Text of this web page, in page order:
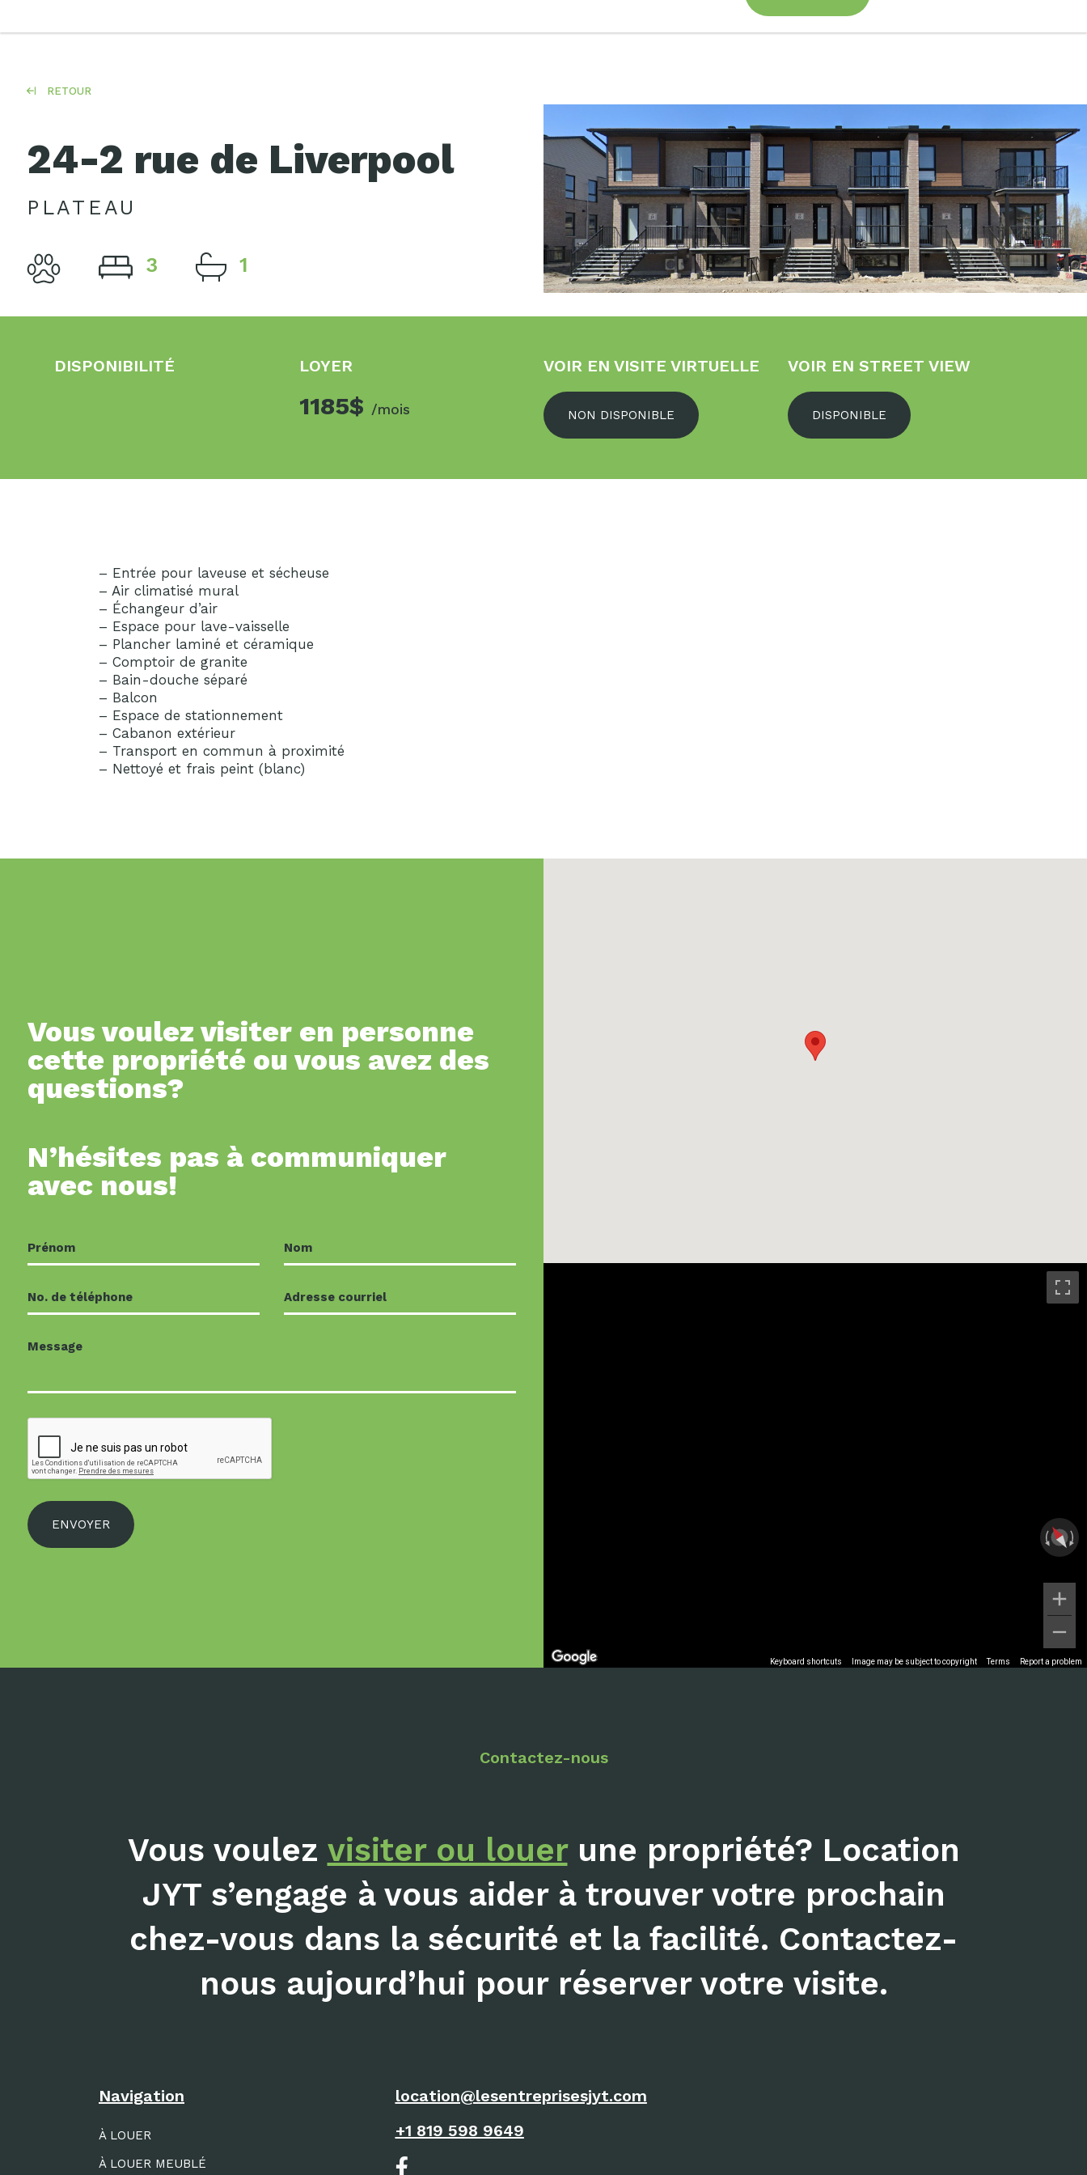
RETOUR
24-2 rue de Liverpool
PLATEAU
3 1
DISPONIBILITÉ LOYER
1185$ /mois
VOIR EN VISITE VIRTUELLE
NON DISPONIBLE
VOIR EN STREET VIEW
DISPONIBLE
– Entrée pour laveuse et sécheuse
– Air climatisé mural
– Échangeur d’air
– Espace pour lave-vaisselle
– Plancher laminé et céramique
– Comptoir de granite
– Bain-douche séparé
– Balcon
– Espace de stationnement
– Cabanon extérieur
– Transport en commun à proximité
– Nettoyé et frais peint (blanc)
Vous voulez visiter en personne
cette propriété ou vous avez des
questions?
N’hésites pas à communiquer
avec nous!
Keyboard shortcuts Image may be subject to copyright Terms Report a problem
Contactez-nous
Vous voulez visiter ou louerune propriété? Location
JYT s’engage à vous aider à trouver votre prochain
chez-vous dans la sécurité et la facilité. Contactez-
nous aujourd’hui pour réserver votre visite.
Navigation
À LOUER
À LOUER MEUBLÉ
location@lesentreprisesjyt.com
+1 819 598 9649